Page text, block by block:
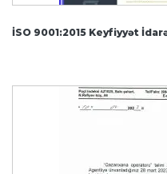
İSO 9001:2015 Keyfiyyət